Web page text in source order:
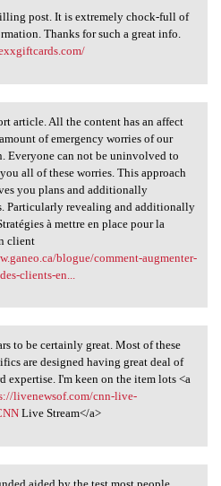
post. It is
post. It is extremely chock-full of
Thanks for such a great info.
article. All
article. All the content has an affect
of emergency worries of our
Everyone can not be uninvolved to
all of these worries. This approach
you plans and additionally
Particularly revealing and additionally
à mettre en place pour la
client
blogue/comment-augmenter-
clients-en...
to be certainly
to be certainly great. Most of these
are designed having great deal of
expertise. I'm keen on the item lots <a
livenewsof.com/cnn-live-
Live Stream</a>